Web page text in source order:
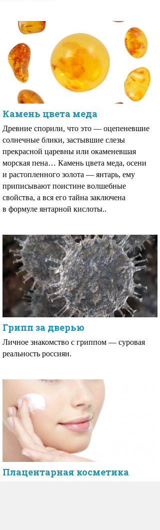
Камень цвета меда
Древние спорили, что это — оцепеневшие
солнечные блики, застывшие слезы
прекрасной царевны или окаменевшая
морская пена… Камень цвета меда, осени
и растопленного золота — янтарь, ему
приписывают поистине волшебные
свойства, а вся его тайна заключена
в формуле янтарной кислоты..
Грипп за дверью
Личное знакомство с гриппом — суровая
реальность россиян.
Плацентарная косметика